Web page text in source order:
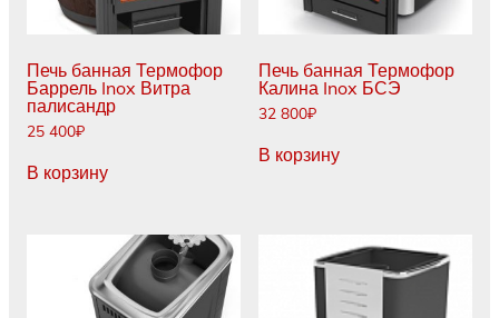
Печь банная Термофор
Баррель Inox Витра
палисандр
25 400₽
В корзину
Печь банная Термофор
Калина Inox БСЭ
32 800₽
В корзину